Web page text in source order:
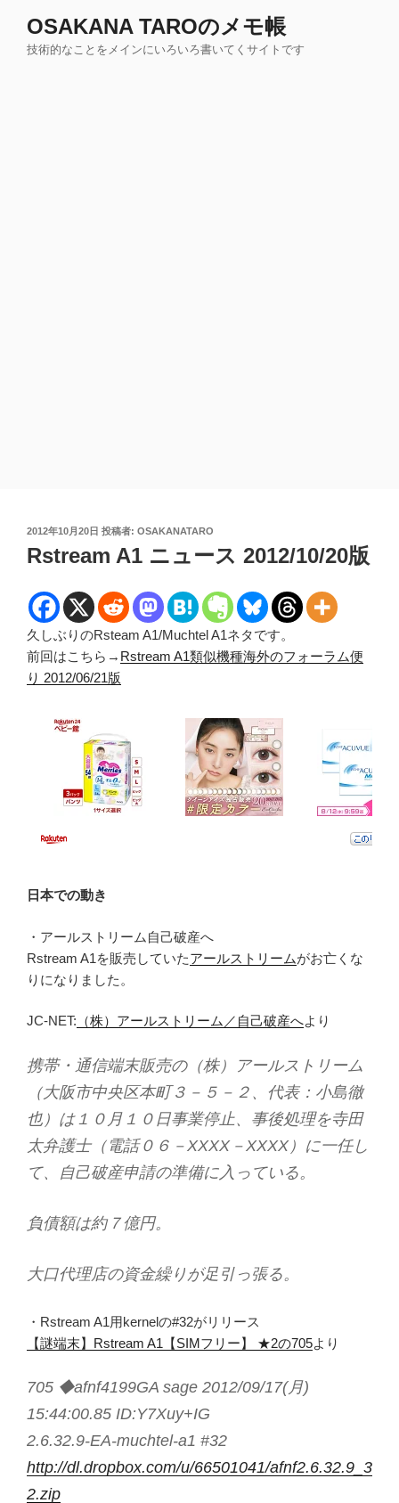
OSAKANA TAROのメモ帳
技術的なことをメインにいろいろ書いてくサイトです
投
稿
日:
2012年10月20日 投稿者: OSAKANATARO
Rstream A1 ニュース 2012/10/20版
久しぶりのRsteam A1/Muchtel A1ネタです。
前回はこちら→ Rstream A1類似機種海外のフォーラム便
り 2012/06/21版
日本での動き
・アールストリーム自己破産へ
Rstream A1を販売していたアールストリームがお亡くな
りになりました。
JC-NET: （株）アールストリーム／自己破産へより
携帯・通信端末販売の（株）アールストリーム
（大阪市中央区本町３－５－２、代表：小島徹
也）は１０月１０日事業停止、事後処理を寺田
太弁護士（電話０６－XXXX－XXXX）に一任し
て、自己破産申請の準備に入っている。
負債額は約７億円。
大口代理店の資金繰りが足引っ張る。
・Rstream A1用kernelの#32がリリース
【謎端末】Rstream A1【SIMフリー】 ★2の705より
705 ◆afnf4199GA sage 2012/09/17(月)
15:44:00.85 ID:Y7Xuy+IG
2.6.32.9-EA-muchtel-a1 #32
http://dl.dropbox.com/u/66501041/afnf2.6.32.9_3
2.zip